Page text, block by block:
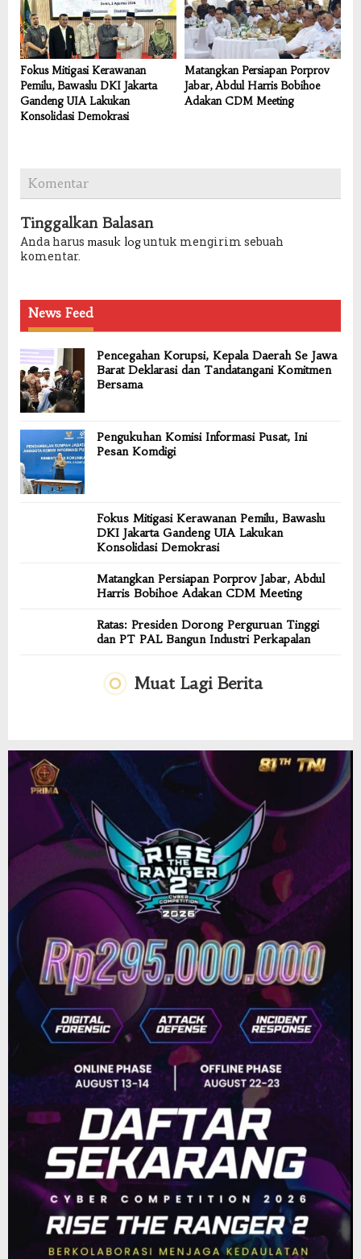
Fokus Mitigasi Kerawanan
Pemilu, Bawaslu DKI Jakarta
Gandeng UIA Lakukan
Konsolidasi Demokrasi
Matangkan Persiapan Porprov
Jabar, Abdul Harris Bobihoe
Adakan CDM Meeting
Komentar
Tinggalkan Balasan
Anda harus masuk loguntuk mengirim sebuah
komentar.
News Feed
Pencegahan Korupsi, Kepala Daerah Se Jawa
Barat Deklarasi dan Tandatangani Komitmen
Bersama
Pengukuhan Komisi Informasi Pusat, Ini
Pesan Komdigi
Fokus Mitigasi Kerawanan Pemilu, Bawaslu
DKI Jakarta Gandeng UIA Lakukan
Konsolidasi Demokrasi
Matangkan Persiapan Porprov Jabar, Abdul
Harris Bobihoe Adakan CDM Meeting
Ratas: Presiden Dorong Perguruan Tinggi
dan PT PAL Bangun Industri Perkapalan
Muat Lagi Berita